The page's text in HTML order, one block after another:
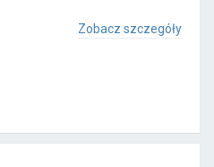
Zobacz szczegóły